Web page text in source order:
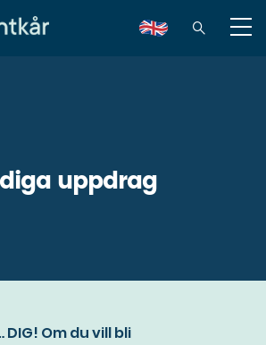
en
uppdrag
Om du vill bli